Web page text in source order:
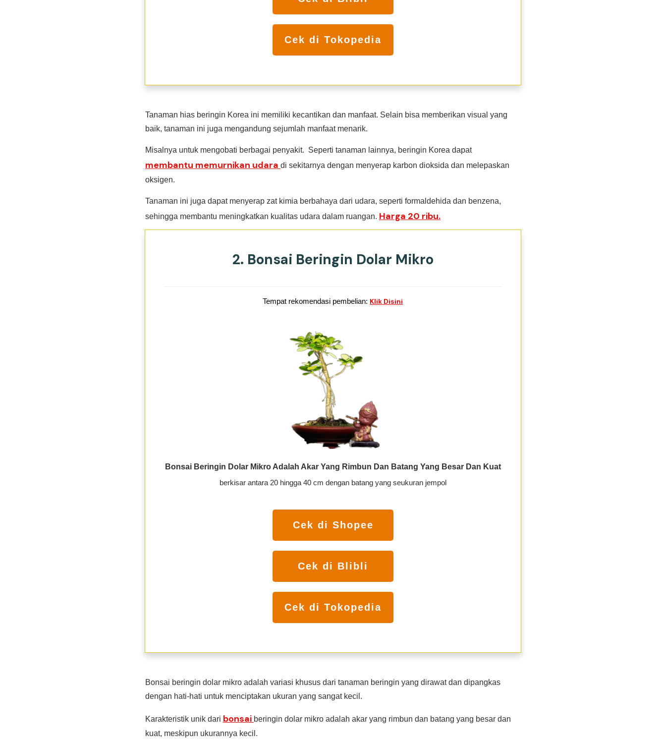
Cek di Tokopedia
Tanaman hias beringin Korea ini memiliki kecantikan dan manfaat. Selain bisa memberikan visual yang
baik, tanaman ini juga mengandung sejumlah manfaat menarik.
Misalnya untuk mengobati berbagai penyakit. Seperti tanaman lainnya, beringin Korea dapat
membantu memurnikan udara di sekitarnya dengan menyerap karbon dioksida dan melepaskan
oksigen.
Tanaman ini juga dapat menyerap zat kimia berbahaya dari udara, seperti formaldehida dan benzena,
sehingga membantu meningkatkan kualitas udara dalam ruangan. Harga 20 ribu.
2. Bonsai Beringin Dolar Mikro
Tempat rekomendasi pembelian: Klik Disini
Bonsai Beringin Dolar Mikro Adalah Akar Yang Rimbun Dan Batang Yang Besar Dan Kuat
berkisar antara 20 hingga 40 cm dengan batang yang seukuran jempol
Cek di Shopee
Cek di Blibli
Cek di Tokopedia
Bonsai beringin dolar mikro adalah variasi khusus dari tanaman beringin yang dirawat dan dipangkas
dengan hati-hati untuk menciptakan ukuran yang sangat kecil.
Karakteristik unik dari bonsai beringin dolar mikro adalah akar yang rimbun dan batang yang besar dan
kuat, meskipun ukurannya kecil.